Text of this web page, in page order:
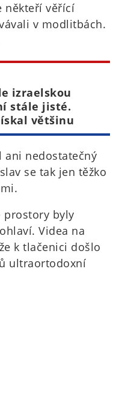
někteří věřící
v modlitbách.
izraelskou
stále jisté.
většinu
ani nedostatečný
se tak jen těžko
prostory byly
Videa na
k tlačenici došlo
ultraortodoxní